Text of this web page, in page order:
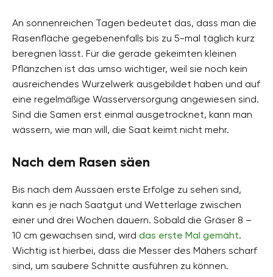
An sonnenreichen Tagen bedeutet das, dass man die
Rasenfläche gegebenenfalls bis zu 5-mal täglich kurz
beregnen lässt. Für die gerade gekeimten kleinen
Pflänzchen ist das umso wichtiger, weil sie noch kein
ausreichendes Wurzelwerk ausgebildet haben und auf
eine regelmäßige Wasserversorgung angewiesen sind.
Sind die Samen erst einmal ausgetrocknet, kann man
wässern, wie man will, die Saat keimt nicht mehr.
Nach dem Rasen säen
Bis nach dem Aussäen erste Erfolge zu sehen sind,
kann es je nach Saatgut und Wetterlage zwischen
einer und drei Wochen dauern. Sobald die Gräser 8 –
10 cm gewachsen sind, wird das erste Mal gemäht.
Wichtig ist hierbei, dass die Messer des Mähers scharf
sind, um saubere Schnitte ausführen zu können.